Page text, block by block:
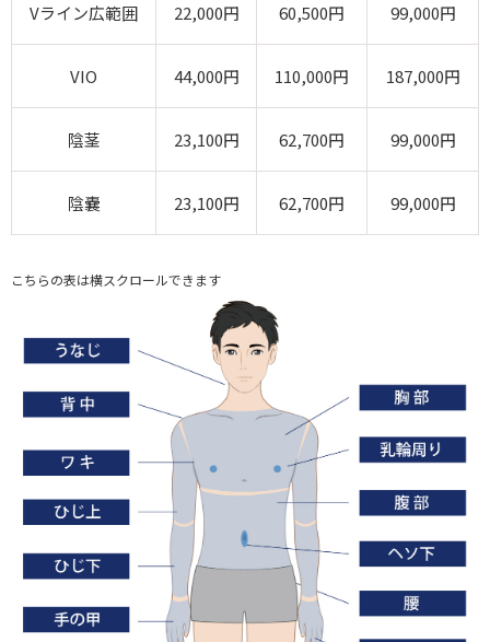
Vライン広範囲 22,000円 60,500円 99,000円
VIO 44,000円 110,000円 187,000円
陰茎 23,100円 62,700円 99,000円
陰嚢 23,100円 62,700円 99,000円
こちらの表は横スクロールできます